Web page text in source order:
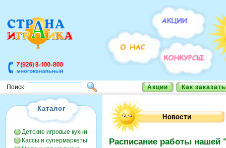
Поиск Акции Как
Каталог
Детские игровые кухни
Кассы и супермаркеты
Расписание работы нашей